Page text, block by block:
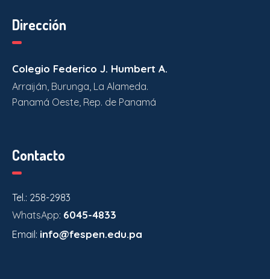
Dirección
Colegio Federico J. Humbert A.
Arraiján, Burunga, La Alameda.
Panamá Oeste, Rep. de Panamá
Contacto
Tel.: 258-2983
WhatsApp: 6045-4833
Email: info@fespen.edu.pa